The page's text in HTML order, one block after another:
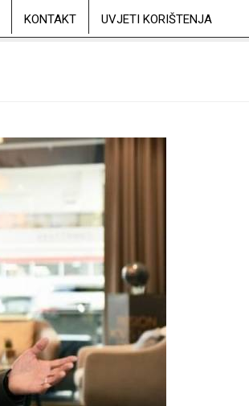
KONTAKT UVJETI KORIŠTENJA